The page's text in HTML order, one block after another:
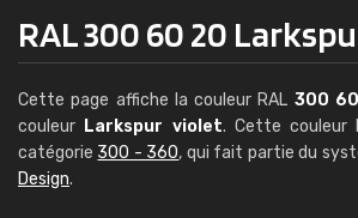
RAL 300 60 20
Cette page affiche la couleur RAL 300
couleur Larkspur violet. Cette couleur
catégorie 300 - 360, qui fait partie du
Design.